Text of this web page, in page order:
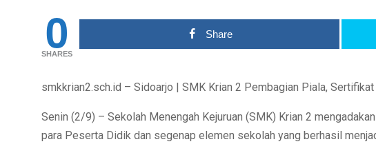
0
SHARES
Share
smkkrian2.sch.id – Sidoarjo | SMK Krian 2 Pembagian Piala,
Senin (2/9) – Sekolah Menengah Kejuruan (SMK) Krian 2
para Peserta Didik dan segenap elemen sekolah yang berhasil